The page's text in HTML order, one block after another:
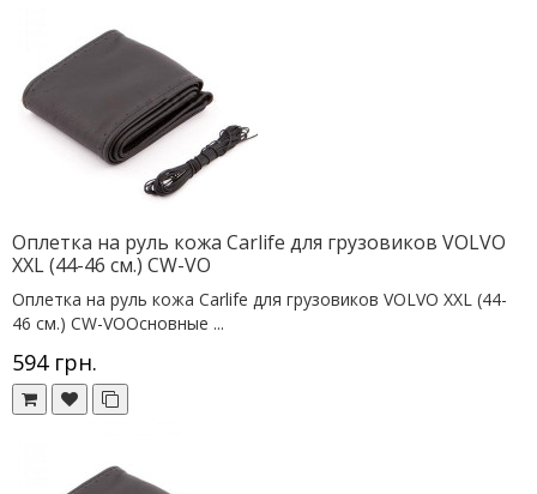
Оплетка на руль кожа Сarlife для грузовиков VOLVO
XXL (44-46 см.) CW-VO
Оплетка на руль кожа Сarlife для грузовиков VOLVO XXL (44-
46 см.) CW-VOОсновные ...
594 грн.